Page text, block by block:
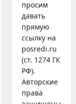
просим
давать
прямую
ссылку на
posredi.ru
(ст. 1274 ГК
РФ).
Авторские
права